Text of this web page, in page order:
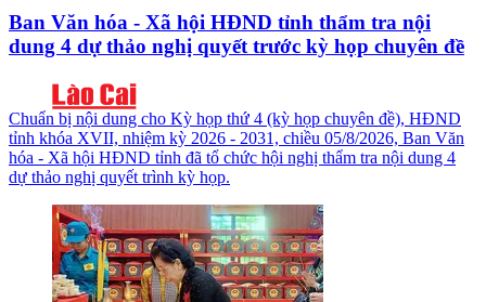
Ban Văn hóa - Xã hội HĐND tỉnh thẩm tra nội
dung 4 dự thảo nghị quyết trước kỳ họp chuyên đề
Chuẩn bị nội dung cho Kỳ họp thứ 4 (kỳ họp chuyên đề), HĐND
tỉnh khóa XVII, nhiệm kỳ 2026 - 2031, chiều 05/8/2026, Ban Văn
hóa - Xã hội HĐND tỉnh đã tổ chức hội nghị thẩm tra nội dung 4
dự thảo nghị quyết trình kỳ họp.